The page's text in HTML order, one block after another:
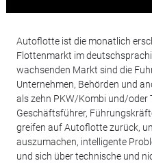
Autoflotte ist die monatlich
Flottenmarkt im
wachsenden Markt sind die
Unternehmen, Behörden und
als zehn PKW/Kombi und/oder
Geschäftsführer,
greifen auf Autoflotte zurück,
auszumachen, intelligente
und sich über technische und